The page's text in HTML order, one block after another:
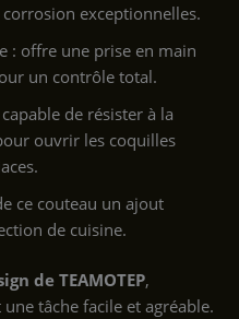
exceptionnelles.
: offre une prise en main
un contrôle total.
de résister à la
ouvrir les coquilles
ce couteau un ajout
de cuisine.
de TEAMOTEP,
tâche facile et agréable.